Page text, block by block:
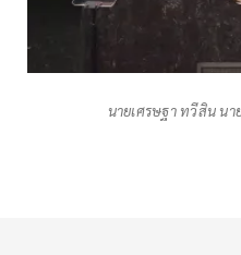
นายเศรษฐา ทวีสิน น